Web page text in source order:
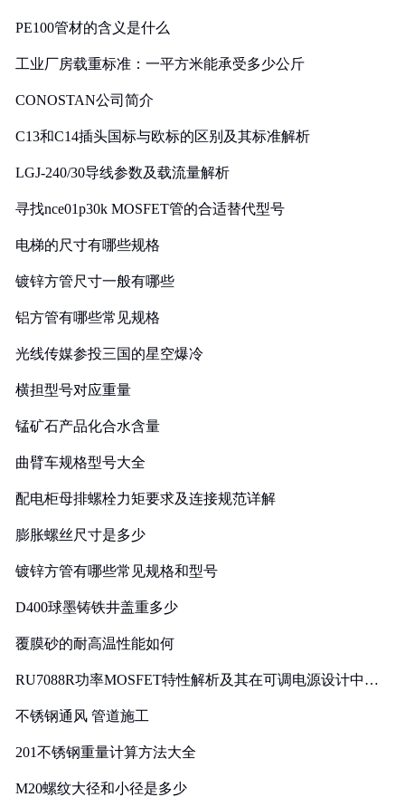
PE100管材的含义是什么
工业厂房载重标准：一平方米能承受多少公斤
CONOSTAN公司简介
C13和C14插头国标与欧标的区别及其标准解析
LGJ-240/30导线参数及载流量解析
寻找nce01p30k MOSFET管的合适替代型号
电梯的尺寸有哪些规格
镀锌方管尺寸一般有哪些
铝方管有哪些常见规格
光线传媒参投三国的星空爆冷
横担型号对应重量
锰矿石产品化合水含量
曲臂车规格型号大全
配电柜母排螺栓力矩要求及连接规范详解
膨胀螺丝尺寸是多少
镀锌方管有哪些常见规格和型号
D400球墨铸铁井盖重多少
覆膜砂的耐高温性能如何
RU7088R功率MOSFET特性解析及其在可调电源设计中的
不锈钢通风 管道施工
201不锈钢重量计算方法大全
M20螺纹大径和小径是多少